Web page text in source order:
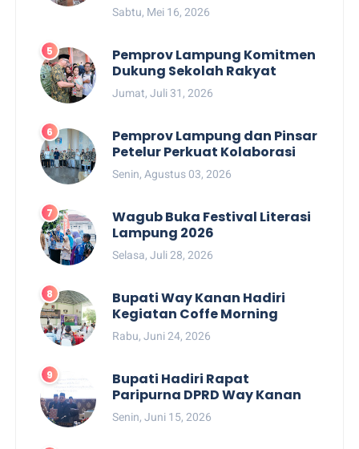
Sabtu, Mei 16, 2026
Pemprov Lampung Komitmen
Dukung Sekolah Rakyat
Jumat, Juli 31, 2026
Pemprov Lampung dan Pinsar
Petelur Perkuat Kolaborasi
Senin, Agustus 03, 2026
Wagub Buka Festival Literasi
Lampung 2026
Selasa, Juli 28, 2026
Bupati Way Kanan Hadiri
Kegiatan Coffe Morning
Rabu, Juni 24, 2026
Bupati Hadiri Rapat
Paripurna DPRD Way Kanan
Senin, Juni 15, 2026